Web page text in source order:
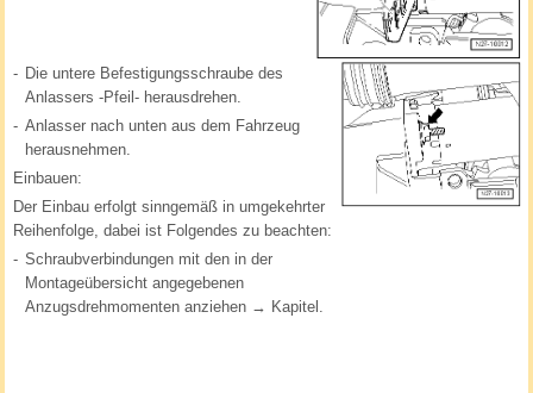
- Die untere Befestigungsschraube des
Anlassers -Pfeil- herausdrehen.
- Anlasser nach unten aus dem Fahrzeug
herausnehmen.
Einbauen:
Der Einbau erfolgt sinngemäß in umgekehrter
Reihenfolge, dabei ist Folgendes zu beachten:
- Schraubverbindungen mit den in der
Montageübersicht angegebenen
Anzugsdrehmomenten anziehen → Kapitel.